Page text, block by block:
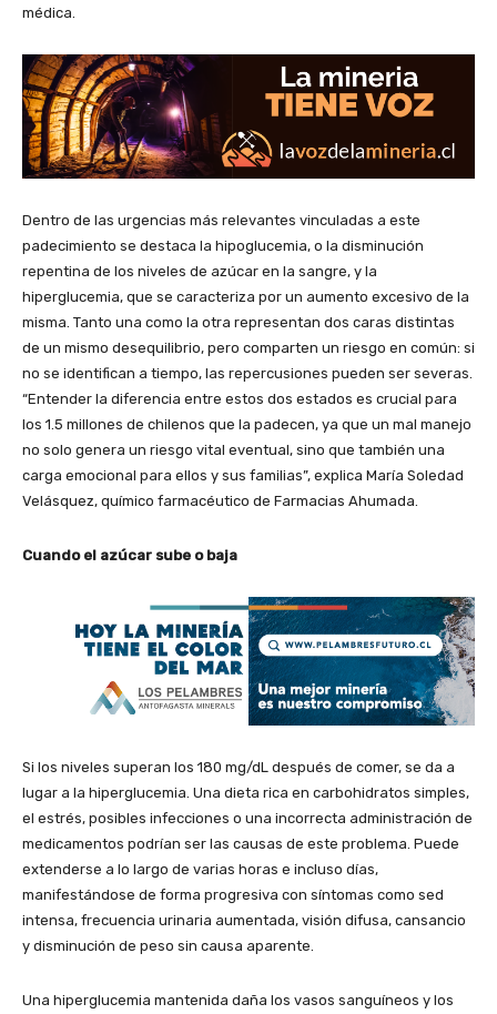
médica.
Dentro de las urgencias más relevantes vinculadas a este
padecimiento se destaca la hipoglucemia, o la disminución
repentina de los niveles de azúcar en la sangre, y la
hiperglucemia, que se caracteriza por un aumento excesivo de la
misma. Tanto una como la otra representan dos caras distintas
de un mismo desequilibrio, pero comparten un riesgo en común: si
no se identifican a tiempo, las repercusiones pueden ser severas.
“Entender la diferencia entre estos dos estados es crucial para
los 1.5 millones de chilenos que la padecen, ya que un mal manejo
no solo genera un riesgo vital eventual, sino que también una
carga emocional para ellos y sus familias”, explica María Soledad
Velásquez, químico farmacéutico de Farmacias Ahumada.
Cuando el azúcar sube o baja
Si los niveles superan los 180 mg/dL después de comer, se da a
lugar a la hiperglucemia. Una dieta rica en carbohidratos simples,
el estrés, posibles infecciones o una incorrecta administración de
medicamentos podrían ser las causas de este problema. Puede
extenderse a lo largo de varias horas e incluso días,
manifestándose de forma progresiva con síntomas como sed
intensa, frecuencia urinaria aumentada, visión difusa, cansancio
y disminución de peso sin causa aparente.
Una hiperglucemia mantenida daña los vasos sanguíneos y los